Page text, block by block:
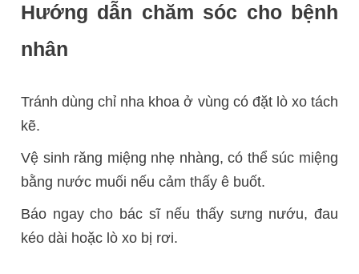
Hướng dẫn chăm sóc cho bệnh
nhân
Tránh dùng chỉ nha khoa ở vùng có đặt lò xo tách
kẽ.
Vệ sinh răng miệng nhẹ nhàng, có thể súc miệng
bằng nước muối nếu cảm thấy ê buốt.
Báo ngay cho bác sĩ nếu thấy sưng nướu, đau
kéo dài hoặc lò xo bị rơi.